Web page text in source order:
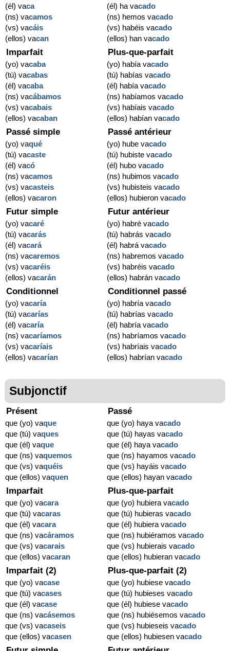
(él) vaca
(ns) vacamos
(vs) vacáis
(ellos) vacan
(él) ha vacado
(ns) hemos vacado
(vs) habéis vacado
(ellos) han vacado
Imparfait
(yo) vacaba
(tú) vacabas
(él) vacaba
(ns) vacábamos
(vs) vacabais
(ellos) vacaban
Plus-que-parfait
(yo) había vacado
(tú) habías vacado
(él) había vacado
(ns) habíamos vacado
(vs) habíais vacado
(ellos) habían vacado
Passé simple
(yo) vaqué
(tú) vacaste
(él) vacó
(ns) vacamos
(vs) vacasteis
(ellos) vacaron
Passé antérieur
(yo) hube vacado
(tú) hubiste vacado
(él) hubo vacado
(ns) hubimos vacado
(vs) hubisteis vacado
(ellos) hubieron vacado
Futur simple
(yo) vacaré
(tú) vacarás
(él) vacará
(ns) vacaremos
(vs) vacaréis
(ellos) vacarán
Futur antérieur
(yo) habré vacado
(tú) habrás vacado
(él) habrá vacado
(ns) habremos vacado
(vs) habréis vacado
(ellos) habrán vacado
Conditionnel
(yo) vacaría
(tú) vacarías
(él) vacaría
(ns) vacaríamos
(vs) vacaríais
(ellos) vacarían
Conditionnel passé
(yo) habría vacado
(tú) habrías vacado
(él) habría vacado
(ns) habríamos vacado
(vs) habríais vacado
(ellos) habrían vacado
Subjonctif
Présent
que (yo) vaque
que (tú) vaques
que (él) vaque
que (ns) vaquemos
que (vs) vaquéis
que (ellos) vaquen
Passé
que (yo) haya vacado
que (tú) hayas vacado
que (él) haya vacado
que (ns) hayamos vacado
que (vs) hayáis vacado
que (ellos) hayan vacado
Imparfait
que (yo) vacara
que (tú) vacaras
que (él) vacara
que (ns) vacáramos
que (vs) vacarais
que (ellos) vacaran
Plus-que-parfait
que (yo) hubiera vacado
que (tú) hubieras vacado
que (él) hubiera vacado
que (ns) hubiéramos vacado
que (vs) hubierais vacado
que (ellos) hubieran vacado
Imparfait (2)
que (yo) vacase
que (tú) vacases
que (él) vacase
que (ns) vacásemos
que (vs) vacaseis
que (ellos) vacasen
Plus-que-parfait (2)
que (yo) hubiese vacado
que (tú) hubieses vacado
que (él) hubiese vacado
que (ns) hubiésemos vacado
que (vs) hubieseis vacado
que (ellos) hubiesen vacado